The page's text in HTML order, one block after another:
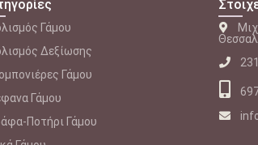
Γάμου
Δεξίωσης
Γάμου
Γάμου
Ποτήρι Γάμου